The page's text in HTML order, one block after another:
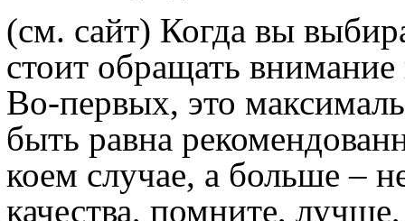
(см. сайт) Когда вы
стоит обращать
Во-первых, это
быть равна
коем случае, а больше –
качества, помните,